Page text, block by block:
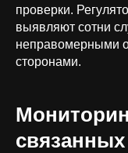
проверки.
выявляют сотни
неправомерными
сторонами.